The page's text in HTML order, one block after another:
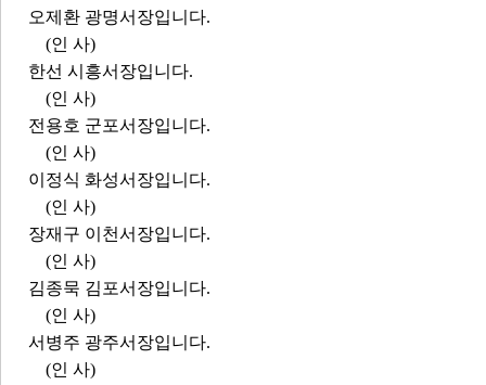
오제환 광명서장입니다.
(인 사)
한선 시흥서장입니다.
(인 사)
전용호 군포서장입니다.
(인 사)
이정식 화성서장입니다.
(인 사)
장재구 이천서장입니다.
(인 사)
김종묵 김포서장입니다.
(인 사)
서병주 광주서장입니다.
(인 사)